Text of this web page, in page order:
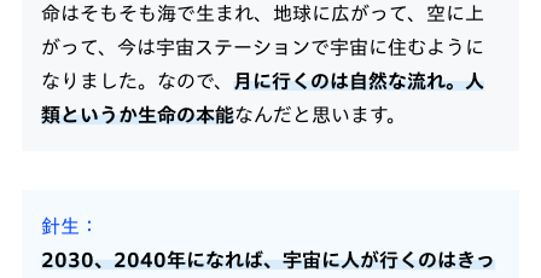
命はそもそも海で生まれ、地球に広がって、空に上
がって、今は宇宙ステーションで宇宙に住むように
なりました。なので、 月に行くのは自然な流れ。人
類というか生命の本能なんだと思います。
針生
2030、2040年になれば、宇宙に人が行くのはきっ